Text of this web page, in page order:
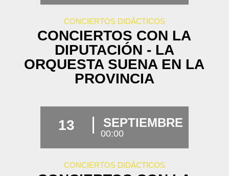
CONCIERTOS DIDÁCTICOS
CONCIERTOS CON LA
DIPUTACIÓN - LA
ORQUESTA SUENA EN LA
PROVINCIA
13 SEPTIEMBRE
00:00
CONCIERTOS DIDÁCTICOS